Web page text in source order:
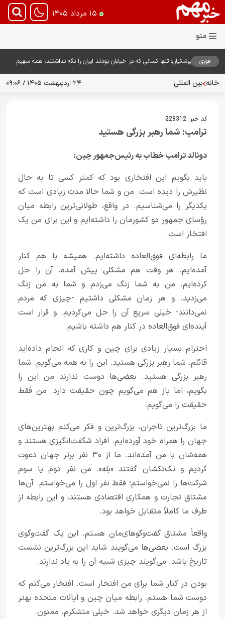
۱۵ مرداد ۱۴۰۵
فوری
پزشکیان: تنها کسانی که در خیابان بودند ایران را نگه نداشتند، همه سهیم
خانه بین المللی ۲۴ اردیبهشت ۱۴۰۵ / ۰۹:۰۶
کد خبر: 228312
ترامپ: شما رهبر بزرگی هستید
دونالد ترامپ خطاب به رئیس‌جمهور چین:
باید بگویم این افتخاری بود که کمتر کسی تا به حال
نظیرش را دیده است. من و شما حالا مدت زیادی است که
یکدیگر را می‌شناسیم. در واقع، طولانی‌ترین رابطه میان
رؤسای جمهور دو کشورمان را داشته‌ایم و این برای من یک
افتخار است.
ما رابطه‌ای فوق‌العاده داشته‌ایم. همیشه با هم کنار
آمده‌ایم. هر وقت هم مشکلی پیش آمده، آن را حل
کرده‌ایم. من به شما زنگ می‌زدم و شما به من زنگ
می‌زدید. و هر زمان مشکلی داشتیم -چیزی که مردم
نمی‌دانند- خیلی سریع آن را حل می‌کردیم. و قرار است
آینده‌ای فوق‌العاده در کنار هم داشته باشیم.
احترام بسیار زیادی برای چین و کاری که انجام داده‌اید
قائلم. شما رهبر بزرگی هستید. این را به همه می‌گویم. شما
رهبر بزرگی هستید. بعضی‌ها دوست ندارند من این را
بگویم، اما باز هم می‌گویم چون حقیقت دارد. من فقط
حقیقت را می‌گویم.
ما بزرگ‌ترین تاجران، بزرگ‌ترین و فکر می‌کنم بهترین‌های
جهان را همراه خود آورده‌ایم. افراد شگفت‌انگیزی هستند و
همه‌شان با من آمده‌اند. ما از ۳۰ نفر برتر جهان دعوت
کردیم و تک‌تکشان گفتند «بله». من نفر دوم یا سوم
شرکت‌ها را نمی‌خواستم؛ فقط نفر اول را می‌خواستم. آن‌ها
مشتاق تجارت و همکاری اقتصادی هستند، و این رابطه از
طرف ما کاملاً متقابل خواهد بود.
واقعاً مشتاق گفت‌وگوهای‌مان هستم. این یک گفت‌وگوی
بزرگ است. بعضی‌ها می‌گویند شاید این بزرگ‌ترین نشست
تاریخ باشد. می‌گویند چیزی شبیه آن را به یاد ندارند.
بودن در کنار شما برای من افتخار است. افتخار می‌کنم که
دوست شما هستم. رابطه میان چین و ایالات متحده بهتر
از هر زمان دیگری خواهد شد. خیلی متشکرم. ممنون.